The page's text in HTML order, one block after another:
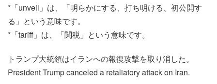
*「unveil」は、「明らかにする、打ち明ける、初公開す
る」という意味です。
*「tariff」は、「関税」という意味です。
トランプ大統領はイランへの報復攻撃を取り消した。
President Trump canceled a retaliatory attack on Iran.